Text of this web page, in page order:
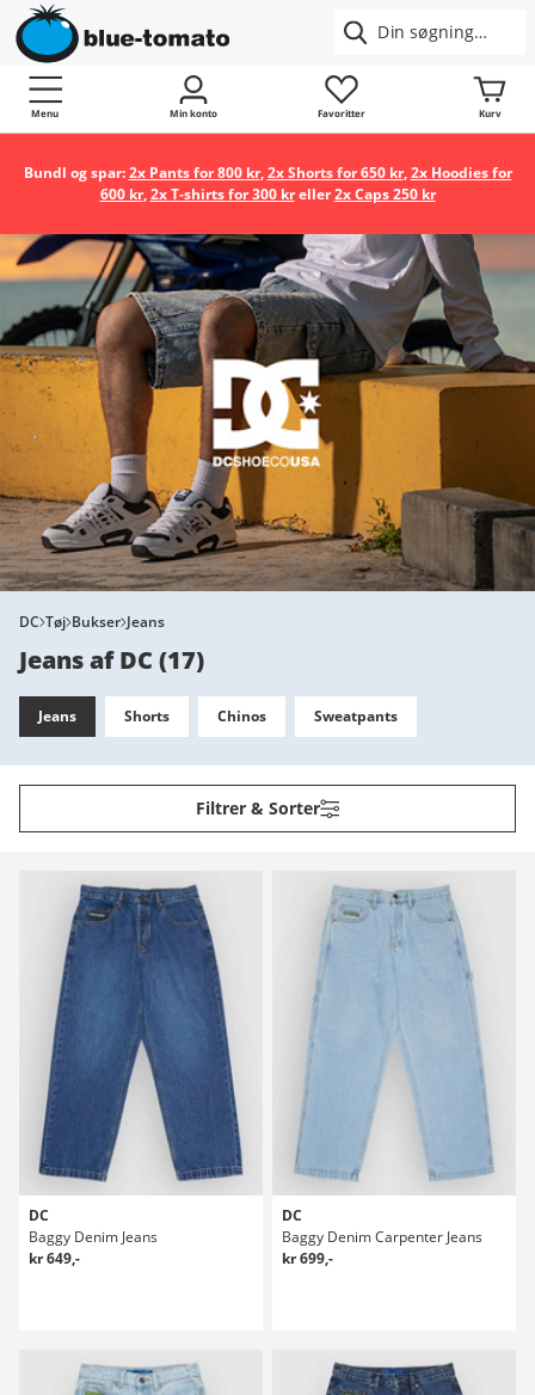
Menu Min konto Favoritter Kurv
Bundl og spar:2x Pants for 800 kr,2x Shorts for 650 kr,2x Hoodies for
600 kr,2x T-shirts for 300 kreller2x Caps 250 kr
DC Tøj Bukser Jeans
Jeans af DC(17)
Jeans Shorts Chinos Sweatpants
Filtrer & Sorter
DC
Baggy Denim Jeans
kr 649,-
DC
Baggy Denim Carpenter Jeans
kr 699,-